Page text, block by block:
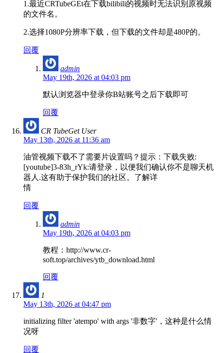
1.最近CRTubeGEt在下载bilibili的视频时无法识别原视频
的文件名。
2.选择1080P分辨率下载，但下载的文件却是480P的。
回覆
admin
May 19th, 2026 at 04:03 pm
默认浏览器中登录你B站账号之后下载即可
回覆
CR TubeGet User
May 13th, 2026 at 11:36 am
油管视频下载不了需要片设置吗？提示：下载失败:
[youtube]3-83h_rYk:请登录，以便我们确认你不是聊天机
器人.这有助于保护我们的社区。了解详
情
回覆
admin
May 19th, 2026 at 04:03 pm
教程：http://www.cr-
soft.top/archives/ytb_download.html
回覆
1
May 13th, 2026 at 04:47 pm
initializing filter 'atempo' with args '非数字'，这种是什么情
况呀
回覆